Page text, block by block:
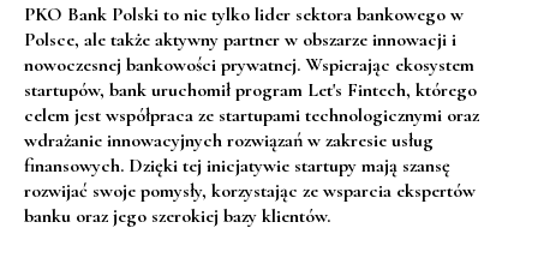
PKO Bank Polski to nie tylko lider sektora bankowego w
Polsce, ale także aktywny partner w obszarze innowacji i
nowoczesnej bankowości prywatnej. Wspierając ekosystem
startupów, bank uruchomił program Let's Fintech, którego
celem jest współpraca ze startupami technologicznymi oraz
wdrażanie innowacyjnych rozwiązań w zakresie usług
finansowych. Dzięki tej inicjatywie startupy mają szansę
rozwijać swoje pomysły, korzystając ze wsparcia ekspertów
banku oraz jego szerokiej bazy klientów.